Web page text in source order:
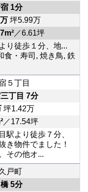
1分
坪5.99万
／6.61坪
り徒歩１分、地...
食・寿司, 焼き鳥, 鉄
５丁目
丁目 7分
坪1.42万
／17.54坪
駅より徒歩７分、
き物件でました！
その他オ...
戸町
5分